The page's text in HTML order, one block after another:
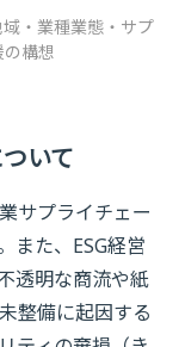
・業種業態・サプ
の構想
いて
サプライチェー
また、ESG経営
透明な商流や紙
整備に起因する